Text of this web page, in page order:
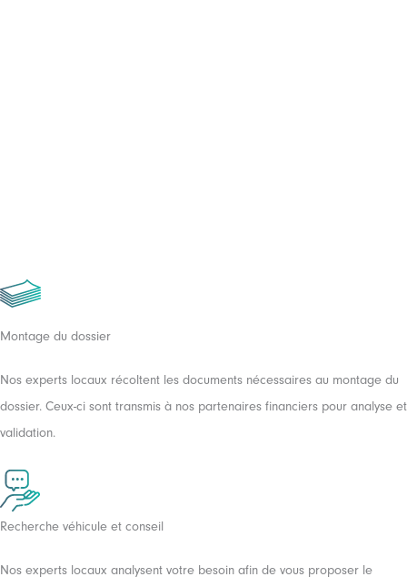
208 ACTIVE
PACK
Montage du dossier
Nos experts locaux récoltent les documents nécessaires au montage du
dossier. Ceux-ci sont transmis à nos partenaires financiers pour analyse et
validation.
Recherche véhicule et conseil
Nos experts locaux analysent votre besoin afin de vous proposer le